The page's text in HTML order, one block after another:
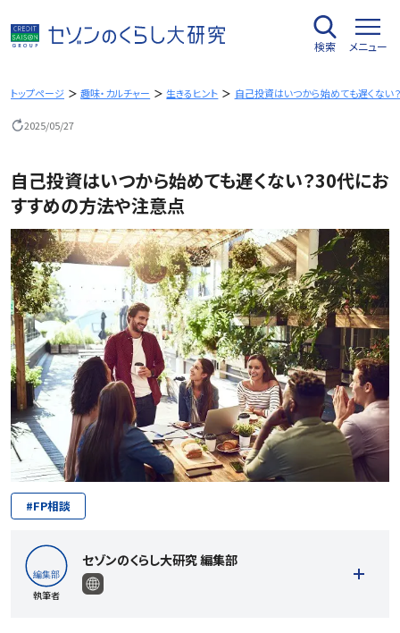
容
を
キ
検索 メニュー
トップページ 趣味・カルチャー 生きるヒント 自己投資はいつから始めても遅くな
2025/05/27
自己投資はいつから始めても遅くない？30代にお
すすめの方法や注意点
#FP相談
執筆者
セゾンのくらし大研究 編集部